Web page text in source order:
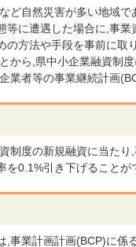
ど自然災害が多い地域
等に遭遇した場合に,事
の方法や手段を事前に取
から,県中小企業融資制
業者等の事業継続計画
制度の新規融資に当た
を0.1%引き下げることが
,事業計画計画(BCP)に係